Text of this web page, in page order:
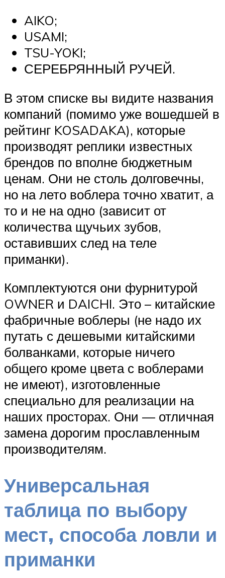
AIKO;
USAMI;
TSU-YOKI;
СЕРЕБРЯННЫЙ РУЧЕЙ.
В этом списке вы видите названия
компаний (помимо уже вошедшей в
рейтинг KOSADAKA), которые
производят реплики известных
брендов по вполне бюджетным
ценам. Они не столь долговечны,
но на лето воблера точно хватит, а
то и не на одно (зависит от
количества щучьих зубов,
оставивших след на теле
приманки).
Комплектуются они фурнитурой
OWNER и DAICHI. Это – китайские
фабричные воблеры (не надо их
путать с дешевыми китайскими
болванками, которые ничего
общего кроме цвета с воблерами
не имеют), изготовленные
специально для реализации на
наших просторах. Они — отличная
замена дорогим прославленным
производителям.
Универсальная
таблица по выбору
мест, способа ловли и
приманки